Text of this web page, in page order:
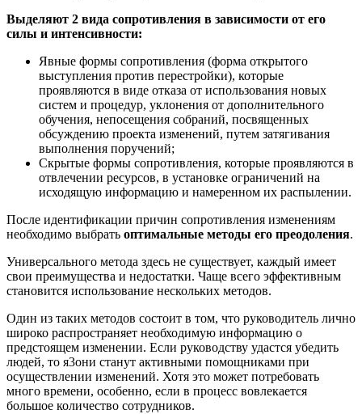
Выделяют 2 вида сопротивления в зависимости от его
силы и интенсивности:
Явные формы сопротивления (форма открытого
выступления против перестройки), которые
проявляются в виде отказа от использования новых
систем и процедур, уклонения от дополнительного
обучения, непосещения собраний, посвященных
обсуждению проекта изменений, путем затягивания
выполнения поручений;
Скрытые формы сопротивления, которые проявляются в
отвлечении ресурсов, в установке ограничений на
исходящую информацию и намеренном их распылении.
После идентификации причин сопротивления изменениям
необходимо выбрать оптимальные методы его преодоления.
Универсального метода здесь не существует, каждый имеет
свои преимущества и недостатки. Чаще всего эффективным
становится использование нескольких методов.
Один из таких методов состоит в том, что руководитель лично
широко распространяет необходимую информацию о
предстоящем изменении. Если руководству удастся убедить
людей, то я3они станут активными помощниками при
осуществлении изменений. Хотя это может потребовать
много времени, особенно, если в процесс вовлекается
большое количество сотрудников.